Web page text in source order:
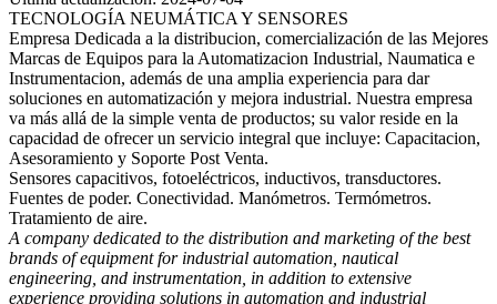
TECNOLOGÍA NEUMÁTICA Y SENSORES
Empresa Dedicada a la distribucion, comercialización de las Mejores
Marcas de Equipos para la Automatizacion Industrial, Naumatica e
Instrumentacion, además de una amplia experiencia para dar
soluciones en automatización y mejora industrial. Nuestra empresa
va más allá de la simple venta de productos; su valor reside en la
capacidad de ofrecer un servicio integral que incluye: Capacitacion,
Asesoramiento y Soporte Post Venta.
Sensores capacitivos, fotoeléctricos, inductivos, transductores.
Fuentes de poder. Conectividad. Manómetros. Termómetros.
Tratamiento de aire.
A company dedicated to the distribution and marketing of the best
brands of equipment for industrial automation, nautical
engineering, and instrumentation, in addition to extensive
experience providing solutions in automation and industrial